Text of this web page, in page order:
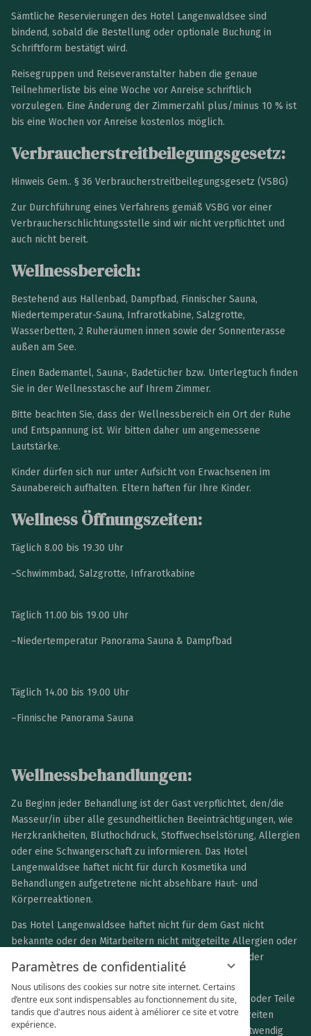
Paramètres de confidentialité
Nous utilisons des cookies sur notre site internet. Certains
d’entre eux sont indispensables au fonctionnement du site,
tandis que d'autres nous aident à améliorer ce site et votre
expérience.
Sämtliche Reservierungen des Hotel Langenwaldsee sind
bindend, sobald die Bestellung oder optionale Buchung in
Schriftform bestätigt wird.
Reisegruppen und Reiseveranstalter haben die genaue
Teilnehmerliste bis eine Woche vor Anreise schriftlich
vorzulegen. Eine Änderung der Zimmerzahl plus/minus 10 % ist
bis eine Wochen vor Anreise kostenlos möglich.
Verbraucherstreitbeilegungsgesetz:
Hinweis Gem.. § 36 Verbraucherstreitbeilegungsgesetz (VSBG)
Zur Durchführung eines Verfahrens gemäß VSBG vor einer
Verbraucherschlichtungsstelle sind wir nicht verpflichtet und
auch nicht bereit.
Wellnessbereich:
Bestehend aus Hallenbad, Dampfbad, Finnischer Sauna,
Niedertemperatur-Sauna, Infrarotkabine, Salzgrotte,
Wasserbetten, 2 Ruheräumen innen sowie der Sonnenterasse
außen am See.
Einen Bademantel, Sauna-, Badetücher bzw. Unterlegtuch finden
Sie in der Wellnesstasche auf Ihrem Zimmer.
Bitte beachten Sie, dass der Wellnessbereich ein Ort der Ruhe
und Entspannung ist. Wir bitten daher um angemessene
Lautstärke.
Kinder dürfen sich nur unter Aufsicht von Erwachsenen im
Saunabereich aufhalten. Eltern haften für Ihre Kinder.
Wellness Öffnungszeiten:
Täglich 8.00 bis 19.30 Uhr
–Schwimmbad, Salzgrotte, Infrarotkabine
Täglich 11.00 bis 19.00 Uhr
–Niedertemperatur Panorama Sauna & Dampfbad
Täglich 14.00 bis 19.00 Uhr
–Finnische Panorama Sauna
Wellnessbehandlungen:
Zu Beginn jeder Behandlung ist der Gast verpflichtet, den/die
Masseur/in über alle gesundheitlichen Beeinträchtigungen, wie
Herzkrankheiten, Bluthochdruck, Stoffwechselstörung, Allergien
oder eine Schwangerschaft zu informieren. Das Hotel
Langenwaldsee haftet nicht für durch Kosmetika und
Behandlungen aufgetretene nicht absehbare Haut- und
Körperreaktionen.
Das Hotel Langenwaldsee haftet nicht für dem Gast nicht
bekannte oder den Mitarbeitern nicht mitgeteilte Allergien oder
andere körperliche Voraussetzungen, bei denen von der
gebuchten Behandlung abzusehen gewesen wäre.
Das Hotel Langenwaldsee kann den Wellnessbereich oder Teile
hiervon vorübergehend schließen oder die Öffnungszeiten
ändern, falls es Reparaturarbeiten oder ähnliches notwendig